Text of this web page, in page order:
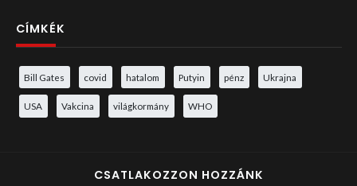
CÍMKÉK
Bill Gates covid hatalom Putyin pénz Ukrajna
USA Vakcina világkormány WHO
CSATLAKOZZON HOZZÁNK